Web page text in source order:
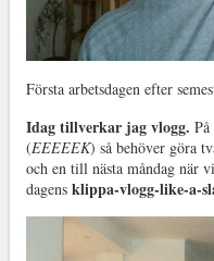
Första arbetsdagen efter
Idag tillverkar jag vlogg.
(EEEEEK) så behöver göra
och en till nästa måndag när
dagensklippa-vlogg-like-a-